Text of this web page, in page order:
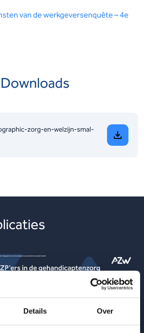
Details Over
van de werkgeversenquête – 4e
Downloads
zorg-en-welzijn-smal-